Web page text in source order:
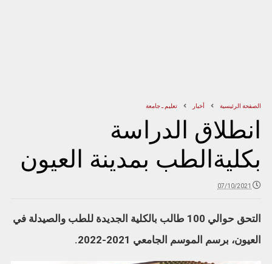
الصفحة الرئيسية أخبار تعليم ـ جامعة
انطلاق الدراسة
بكليةالطب بمدينة العيون
07/10/2021
التحق حوالي 100 طالب بالكلية الجديدة للطب والصيدلة في
العيون، برسم الموسم الجامعي 2021-2022.